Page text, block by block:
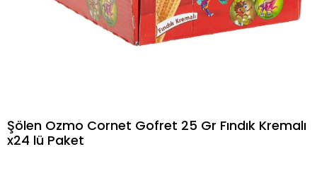
Şölen Ozmo Cornet Gofret 25 Gr Fındık Kremalı
x24 lü Paket